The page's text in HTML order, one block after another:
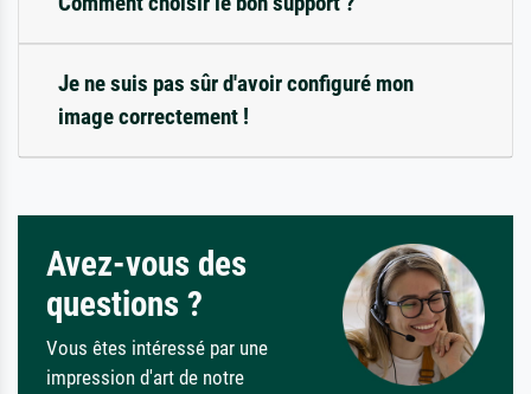
Je ne suis pas sûr d'avoir configuré mon
image correctement !
Avez-vous des
questions ?
Vous êtes intéressé par une
impression d'art de notre